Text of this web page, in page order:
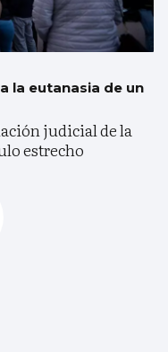
la eutanasia de un
judicial de la
estrecho